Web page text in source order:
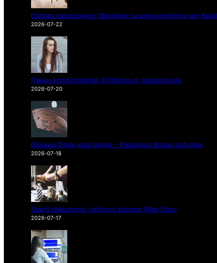
Darbas izoliuotojams Olandijoje su apgyvendinimu per
2026-07-22
Plaukų kondicionieriai iš DEshop el. parduotuvės
2026-07-20
Geriausi filmai visai šeimai – Paslapties Kodas apžvalga
2026-07-18
Sparti dokumentų valdymo sistema Wise Docs
2026-07-17